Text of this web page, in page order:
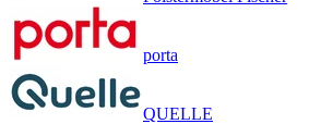
porta
QUELLE